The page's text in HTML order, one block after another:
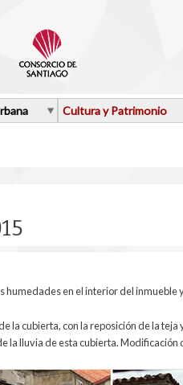
Cultura y Patrimonio
en el interior del inmueble
la cubierta, con la reposición de la
la lluvia de esta cubierta. Modificación